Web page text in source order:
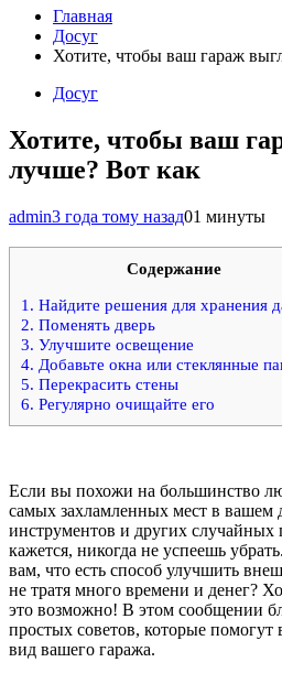
Главная
Досуг
Хотите, чтобы ваш гараж
Досуг
Хотите, чтобы ваш
лучше? Вот как
admin3 года тому назад01 минуты
Содержание
1. Найдите решения для хранения
2. Поменять дверь
3. Улучшите освещение
4. Добавьте окна или стеклянные
5. Перекрасить стены
6. Регулярно очищайте его
Если вы похожи на большинство
самых захламленных мест в вашем
инструментов и других случайных
кажется, никогда не успеешь
вам, что есть способ улучшить
не тратя много времени и денег?
это возможно! В этом сообщении
простых советов, которые
вид вашего гаража.